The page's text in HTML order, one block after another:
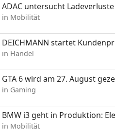
ADAC untersucht
in Mobilität
DEICHMANN startet
in Handel
GTA 6 wird am 27. August
in Gaming
BMW i3 geht in Produktion:
in Mobilität